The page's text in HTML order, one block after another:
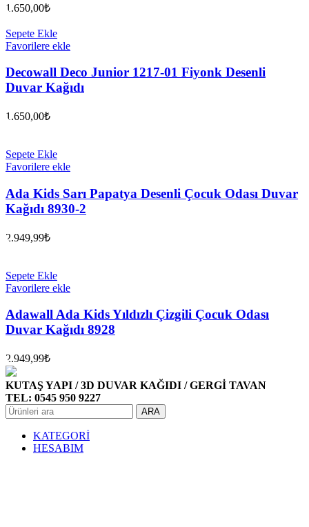
1.650,00₺
Sepete Ekle
Favorilere ekle
Decowall Deco Junior 1217-01 Fiyonk Desenli
Duvar Kağıdı
1.650,00₺
Sepete Ekle
Favorilere ekle
Ada Kids Sarı Papatya Desenli Çocuk Odası Duvar
Kağıdı 8930-2
2.949,99₺
Sepete Ekle
Favorilere ekle
Adawall Ada Kids Yıldızlı Çizgili Çocuk Odası
Duvar Kağıdı 8928
2.949,99₺
KUTAŞ YAPI / 3D DUVAR KAĞIDI / GERGİ TAVAN
TEL: 0545 950 9227
ARA
KATEGORİ
HESABIM